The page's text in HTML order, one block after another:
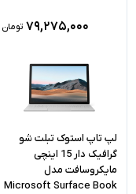
۷۹,۲۷۵,۰۰۰ تومان
لپ تاپ استوک تبلت شو
گرافیک دار 15 اینچی
مایکروسافت مدل
Microsoft Surface Book